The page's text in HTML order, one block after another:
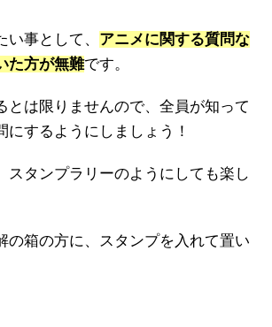
事として、 アニメに関する質問な
た方が無難です。
とは限りませんので、全員が知って
にするようにしましょう！
スタンプラリーのようにしても楽し
の箱の方に、スタンプを入れて置い